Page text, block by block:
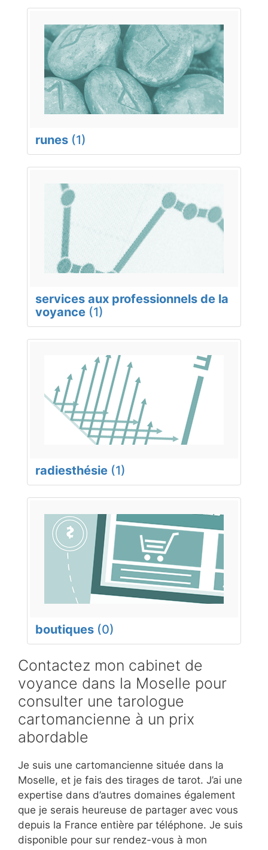
runes (1)
services aux professionnels de la
voyance (1)
radiesthésie (1)
boutiques (0)
Contactez mon cabinet de
voyance dans la Moselle pour
consulter une tarologue
cartomancienne à un prix
abordable
Je suis une cartomancienne située dans la
Moselle, et je fais des tirages de tarot. J’ai une
expertise dans d’autres domaines également
que je serais heureuse de partager avec vous
depuis la France entière par téléphone. Je suis
disponible pour sur rendez-vous à mon